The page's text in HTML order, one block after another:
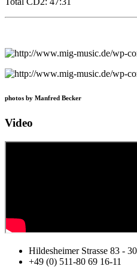
photos by Manfred Becker
Video
Hildesheimer Strasse 83 -
+49 (0) 511-80 69 16-11